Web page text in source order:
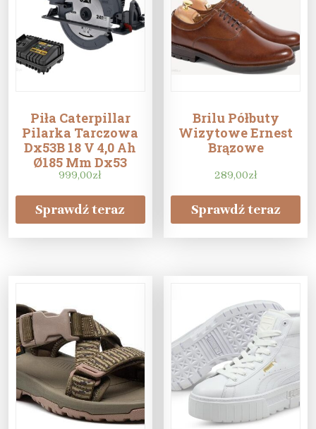
Piła Caterpillar
Pilarka Tarczowa
Dx53B 18 V 4,0 Ah
Ø185 Mm Dx53
999,00zł
Sprawdź teraz
Brilu Półbuty
Wizytowe Ernest
Brązowe
289,00zł
Sprawdź teraz